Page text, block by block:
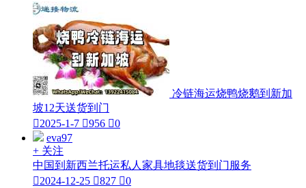
冷链海运烧鸭烧鹅到新加
坡12天送货到门
2025-1-7 956 0
eva97
+ 关注
中国到新西兰托运私人家具地毯送货到门服务
2024-12-25 827 0